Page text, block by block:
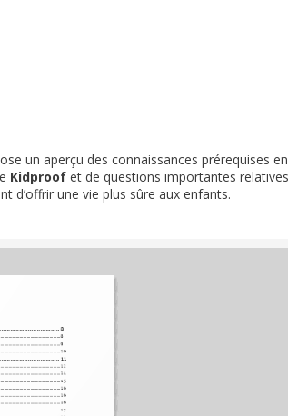
un aperçu des connaissances prérequises
Kidproof et de questions importantes
d’offrir une vie plus sûre aux enfants.